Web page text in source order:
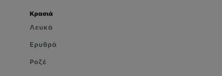
Κρασιά
Λευκά
Ερυθρά
Ροζέ